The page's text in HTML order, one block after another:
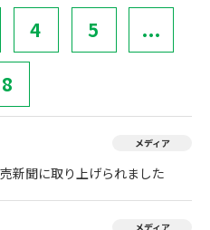
4 5 ...
8
メディア
新聞に取り上げられました
メディア